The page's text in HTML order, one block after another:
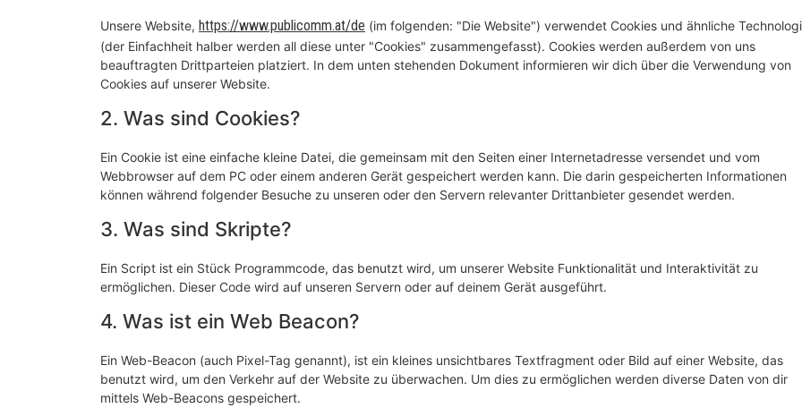
Unsere Website, https://www.publicomm.at/de (im folgenden: "Die Website") verwendet Cookies und ähnliche
(der Einfachheit halber werden all diese unter "Cookies" zusammengefasst). Cookies werden außerdem von uns
beauftragten Drittparteien platziert. In dem unten stehenden Dokument informieren wir dich über die Verwendung von
Cookies auf unserer Website.
2. Was sind Cookies?
Ein Cookie ist eine einfache kleine Datei, die gemeinsam mit den Seiten einer Internetadresse versendet und vom
Webbrowser auf dem PC oder einem anderen Gerät gespeichert werden kann. Die darin gespeicherten Informationen
können während folgender Besuche zu unseren oder den Servern relevanter Drittanbieter gesendet werden.
3. Was sind Skripte?
Ein Script ist ein Stück Programmcode, das benutzt wird, um unserer Website Funktionalität und Interaktivität zu
ermöglichen. Dieser Code wird auf unseren Servern oder auf deinem Gerät ausgeführt.
4. Was ist ein Web Beacon?
Ein Web-Beacon (auch Pixel-Tag genannt), ist ein kleines unsichtbares Textfragment oder Bild auf einer Website, das
benutzt wird, um den Verkehr auf der Website zu überwachen. Um dies zu ermöglichen werden diverse Daten von dir
mittels Web-Beacons gespeichert.